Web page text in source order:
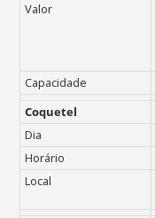
Valor
Capacidade
Coquetel
Dia
Horário
Local